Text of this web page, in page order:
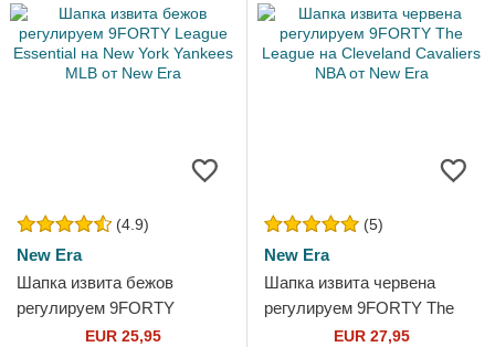
(4.9)
New Era
Шапка извита бежов
регулируем 9FORTY
League Essential на New
EUR 25,95
(5)
New Era
Шапка извита червена
регулируем 9FORTY The
League на Cleveland
EUR 27,95